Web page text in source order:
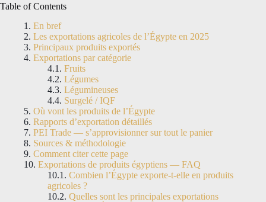
Table of Contents
En bref
Les exportations agricoles de l’Égypte en 2025
Principaux produits exportés
Exportations par catégorie
Fruits
Légumes
Légumineuses
Surgelé / IQF
Où vont les produits de l’Égypte
Rapports d’exportation détaillés
PEI Trade — s’approvisionner sur tout le panier
Sources & méthodologie
Comment citer cette page
Exportations de produits égyptiens — FAQ
Combien l’Égypte exporte-t-elle en produits
agricoles ?
Quelles sont les principales exportations